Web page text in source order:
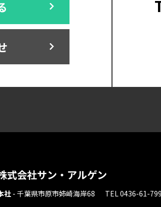
式会社サン・アルゲン
社 - 千葉県市原市姉崎海岸68 TEL 0436-61-